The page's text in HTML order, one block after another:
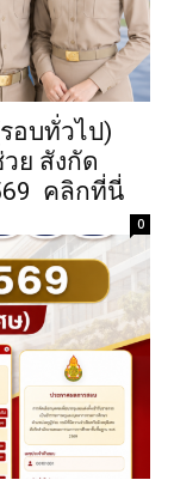
อบทั่วไป)
ย สังกัด
คลิกที่นี่
0